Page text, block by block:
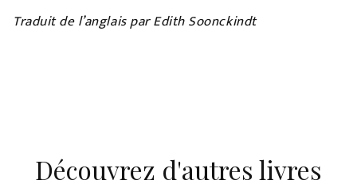
Traduit de l’anglais par Edith Soonckindt
Découvrez d'autres livres